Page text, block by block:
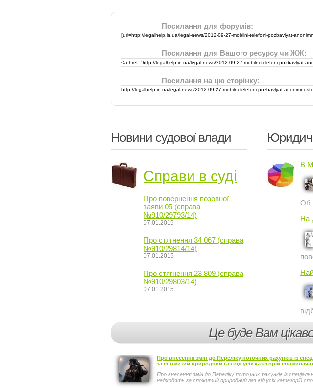
Посилання для форумів:
Посилання для Вашого ресурсу чи ЖЖ:
Посилання на цю сторінку:
Новини судової влади
Справи в суді
Про повернення позовної
заяви 05 (справа
№910/29793/14)
07.01.2015
Про стягнення 34 067 (справа
№910/29814/14)
07.01.2015
Про стягнення 23 809 (справа
№910/29803/14)
07.01.2015
В
Об
На
на
Це буде Вам
Про внесення змін до Переліку поточних рахунків із
за спожитий природний газ від усіх категорій
Про внесення змін до Переліку поточних рахунків із
надходять за спожитий природний газ від усіх категорій